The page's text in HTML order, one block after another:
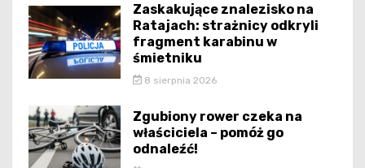
Zaskakujące znalezisko na
Ratajach: strażnicy odkryli
fragment karabinu w
śmietniku
8 sierpnia 2026
Zgubiony rower czeka na
właściciela – pomóż go
odnaleźć!